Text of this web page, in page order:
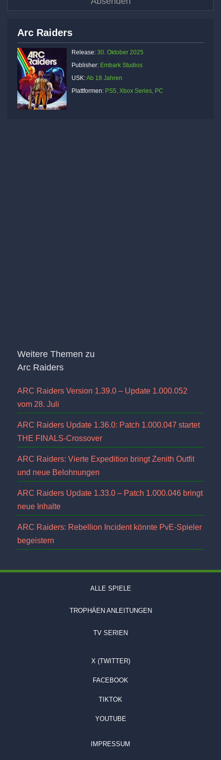
Arc Raiders
Release: 30. Oktober 2025
Publisher: Embark Studios
USK:Ab 18 Jahren
Plattformen: PS5, Xbox Series, PC
Weitere Themen zu
Arc Raiders
ARC Raiders Version 1.39.0 – Update 1.000.052
vom 28. Juli
ARC Raiders Update 1.36.0: Patch 1.000.047 startet
THE FINALS-Crossover
ARC Raiders: Vierte Expedition bringt Zenith Outfit
und neue Belohnungen
ARC Raiders Update 1.33.0 – Patch 1.000.046 bringt
neue Inhalte
ARC Raiders: Rebellion Incident könnte PvE-Spieler
begeistern
ALLE SPIELE
TROPHÄEN ANLEITUNGEN
TV SERIEN
X (TWITTER)
FACEBOOK
TIKTOK
YOUTUBE
IMPRESSUM